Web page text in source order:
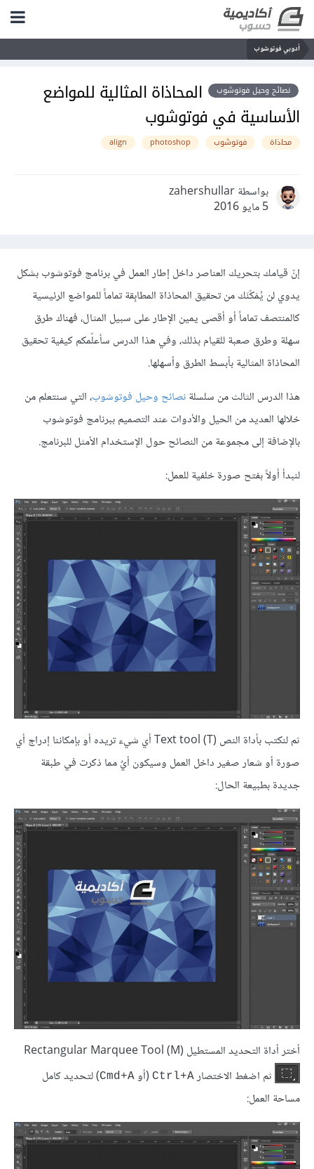
أدوبي فوتوشوب
نصائح وحيل فوتوشوب
المحاذاة المثالية للمواضع
الأساسية في فوتوشوب
محاذاة فوتوشوب photoshop
align
بواسطة zahershullar
5 مايو 2016
إنّ قيامك بتحريك العناصر داخل إطار العمل في برنامج فوتوشوب بشكل
يدوي لن يُمَكّنَك من تحقيق المحاذاة المطابِقة تماماً للمواضع الرئيسية
كالمنتصف تماماً أو أقصى يمين الإطار على سبيل المثال، فهناك طرق
سهلة وطرق صعبة للقيام بذلك، وفي هذا الدرس سأعلّمكم كيفية تحقيق
المحاذاة المثالية بأبسط الطرق وأسهلها.
هذا الدرس الثالث من سلسلةنصائح وحيل فوتوشوب، التي سنتعلم من
خلالها العديد من الحيل والأدوات عند التصميم ببرنامج فوتوشوب
بالإضافة إلى مجموعة من النصائح حول الإستخدام الأمثل للبرنامج.
لنبدأ أولاً بفتح صورة خلفية للعمل:
ثم لنكتب بأداة النص (Text tool (T أي شيء تريده أو بإمكاننا إدراج أي
صورة أو شعار صغير داخل العمل وسيكون أيٌ مما ذكرت في طبقة
جديدة بطبيعة الحال:
أختر أداة التحديد المستطيل (Rectangular Marquee Tool (M
ثم اضغط الاختصارCtrl+A (أو Cmd+A) لتحديد كامل
مساحة العمل: